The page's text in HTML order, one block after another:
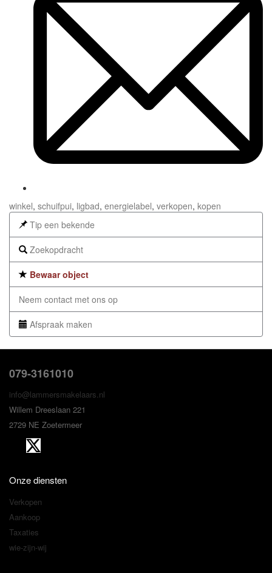
winkel, schuifpui, ligbad, energielabel, verkopen, kopen
Tip een bekende
Zoekopdracht
Bewaar object
Neem contact met ons op
Afspraak maken
079-3161010
info@lammersmakelaars.nl
Willem Dreeslaan 221
2729 NE Zoetermeer
Onze diensten
Verkopen
Aankoop
Taxaties
wie-zijn-wij